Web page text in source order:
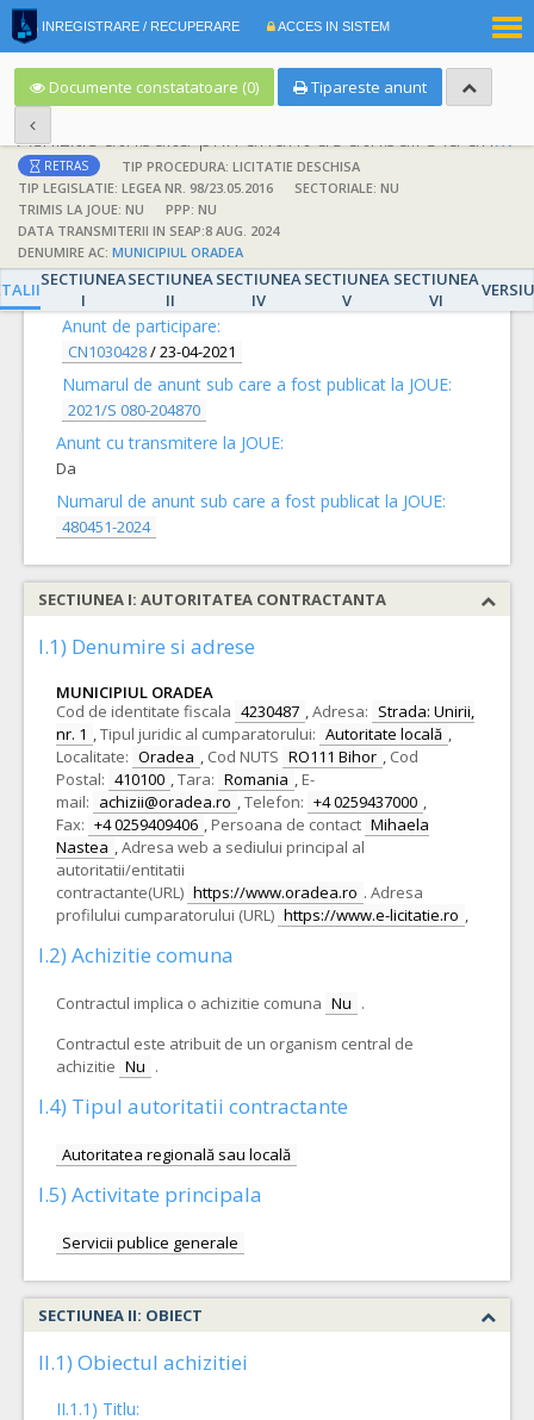
INREGISTRARE / RECUPERARE ACCES IN SISTEM
Documente constatatoare (0) Tipareste anunt
Achizitie atribuita prin anunt de atribuire la anunt de participare
RETRAS
TIP PROCEDURA: LICITATIE DESCHISA
TIP LEGISLATIE: LEGEA NR. 98/23.05.2016
SECTORIALE: NU
TRIMIS LA JOUE: NU
PPP: NU
DATA TRANSMITERII IN SEAP:8 AUG. 2024
DENUMIRE AC: MUNICIPIUL ORADEA
SECTIUNEA
I
SECTIUNEA
II
SECTIUNEA
IV
SECTIUNEA
V
SECTIUNEA
VI
DETALII
Anunt de participare:
CN1030428/23-04-2021
Numarul de anunt sub care a fost publicat la JOUE:
2021/S 080-204870
Anunt cu transmitere la JOUE:
Da
Numarul de anunt sub care a fost publicat la JOUE:
480451-2024
SECTIUNEA I: AUTORITATEA CONTRACTANTA
I.1) Denumire si adrese
MUNICIPIUL ORADEA
Cod de identitate fiscala 4230487 ,Adresa: Strada: Unirii,
nr. 1 ,Tipul juridic al cumparatorului: Autoritate locală ,
Localitate: Oradea , Cod NUTS RO111 Bihor , Cod
Postal: 410100 ,Tara: Romania , E-
mail: achizii@oradea.ro ,Telefon: +4 0259437000 ,
Fax: +4 0259409406 , Persoana de contact Mihaela
Nastea ,Adresa web a sediului principal al
autoritatii/entitatii
contractante(URL) https://www.oradea.ro . Adresa
profilului cumparatorului (URL) https://www.e-licitatie.ro ,
I.2) Achizitie comuna
Contractul implica o achizitie comuna Nu .
Contractul este atribuit de un organism central de
achizitie Nu .
I.4) Tipul autoritatii contractante
Autoritatea regională sau locală
I.5) Activitate principala
Servicii publice generale
SECTIUNEA II: OBIECT
II.1) Obiectul achizitiei
II.1.1) Titlu: